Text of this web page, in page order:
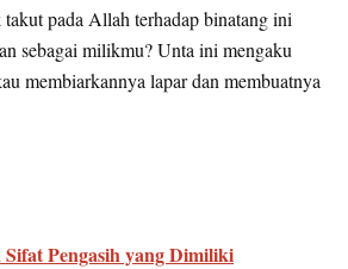
pada Allah terhadap binatang ini
sebagai milikmu? Unta ini mengaku
membiarkannya lapar dan membuatnya
Sifat Pengasih yang Dimiliki